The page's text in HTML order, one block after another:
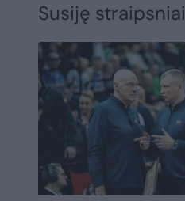
Susiję straipsniai